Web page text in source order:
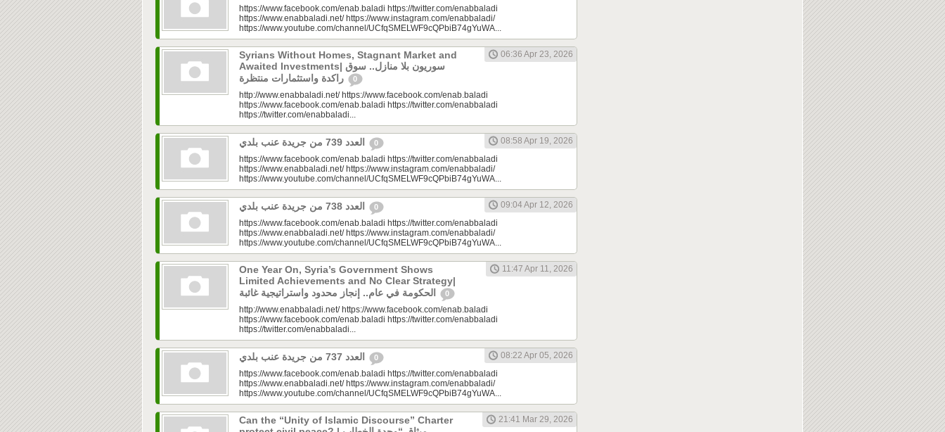
https://www.facebook.com/enab.baladi https://twitter.com/enabbaladi
https://www.enabbaladi.net/ https://www.instagram.com/enabbaladi/
https://www.youtube.com/channel/UCfqSMELWF9cQPbiB74gYuWA...
Syrians Without Homes, Stagnant Market and
Awaited Investments| سوريون بلا منازل.. سوق
0
06:36 Apr 23, 2026
http://www.enabbaladi.net/ https://www.facebook.com/enab.baladi
https://www.facebook.com/enab.baladi https://twitter.com/enabbaladi
https://twitter.com/enabbaladi...
0
08:58 Apr 19, 2026
https://www.facebook.com/enab.baladi https://twitter.com/enabbaladi
https://www.enabbaladi.net/ https://www.instagram.com/enabbaladi/
https://www.youtube.com/channel/UCfqSMELWF9cQPbiB74gYuWA...
0
09:04 Apr 12, 2026
https://www.facebook.com/enab.baladi https://twitter.com/enabbaladi
https://www.enabbaladi.net/ https://www.instagram.com/enabbaladi/
https://www.youtube.com/channel/UCfqSMELWF9cQPbiB74gYuWA...
One Year On, Syria’s Government Shows
Limited Achievements and No Clear Strategy|
0
11:47 Apr 11, 2026
http://www.enabbaladi.net/ https://www.facebook.com/enab.baladi
https://www.facebook.com/enab.baladi https://twitter.com/enabbaladi
https://twitter.com/enabbaladi...
0
08:22 Apr 05, 2026
https://www.facebook.com/enab.baladi https://twitter.com/enabbaladi
https://www.enabbaladi.net/ https://www.instagram.com/enabbaladi/
https://www.youtube.com/channel/UCfqSMELWF9cQPbiB74gYuWA...
Can the “Unity of Islamic Discourse” Charter
21:41 Mar 29, 2026